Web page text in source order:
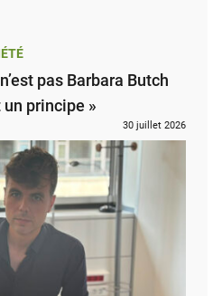
pas Barbara Butch
un principe »
30 juillet 2026